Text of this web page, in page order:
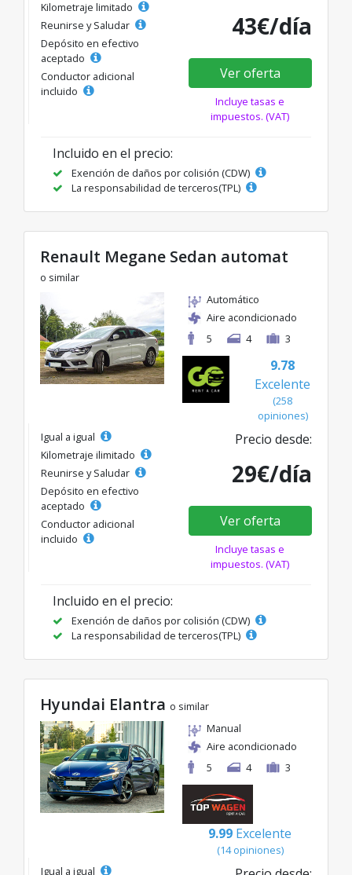
Kilometraje limitado
Reunirse y Saludar
Depósito en efectivo
aceptado
Conductor adicional
incluido
43€/día
Ver oferta
Incluye tasas e
impuestos. (VAT)
Incluido en el precio:
Exención de daños por colisión (CDW)
La responsabilidad de terceros(TPL)
Renault Megane Sedan automat
o similar
Automático
Aire acondicionado
5
4 3
9.78
Excelente
(258
opiniones)
Igual a igual
Kilometraje ilimitado
Reunirse y Saludar
Depósito en efectivo
aceptado
Conductor adicional
incluido
Precio desde:
29€/día
Ver oferta
Incluye tasas e
impuestos. (VAT)
Incluido en el precio:
Exención de daños por colisión (CDW)
La responsabilidad de terceros(TPL)
Hyundai Elantra o similar
Manual
Aire acondicionado
5
4 3
9.99 Excelente
(14 opiniones)
Igual a igual